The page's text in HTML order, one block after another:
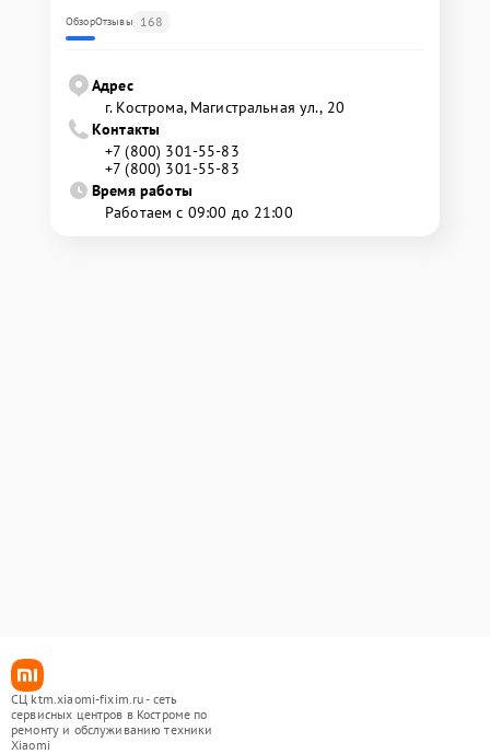
ОбзорОтзывы 168
Адрес
г. Кострома, Магистральная ул., 20
Контакты
+7 (800) 301-55-83
+7 (800) 301-55-83
Время работы
Работаем с 09:00 до 21:00
СЦ ktm.xiaomi-fixim.ru - сеть
сервисных центров в Костроме по
ремонту и обслуживанию техники
Xiaomi